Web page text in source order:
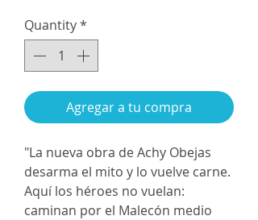
Quantity*
Agregar a tu compra
"La nueva obra de Achy Obejas
desarma el mito y lo vuelve carne.
Aquí los héroes no vuelan:
caminan por el Malecón medio